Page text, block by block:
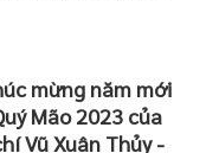
mừng năm mới
Mão 2023 của
Vũ Xuân Thủy -